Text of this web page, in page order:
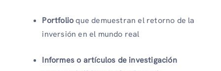
Portfolioque demuestran el retorno de la
inversión en el mundo real
Informes o artículos de investigación